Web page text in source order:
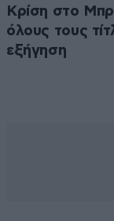
Κρίση στο
όλους τους
εξήγηση